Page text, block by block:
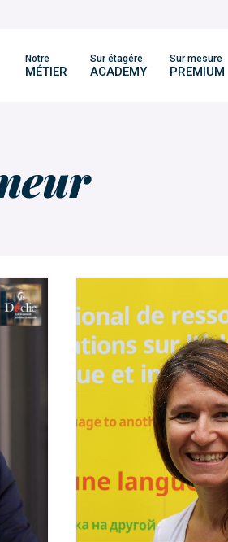
Notre
MÉTIER
Sur étagére
ACADEMY
Sur mesure
PREMIUM